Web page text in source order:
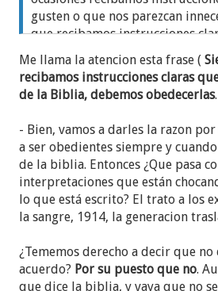
gusten o que nos parezcan
que recibamos instrucciones
contra de la Biblia, debemos
Jehová está moviendo los
Y, aunque no sea así,Jehová nos
leales". O una absurda frase de
mejor organización imperfecta
en que, pese a que pudieran
debemos seguir, no solo al CG,
superintendentes y a los
A continuación nos presenta
hermanos del Congo que
en carne propia lo representado
camino en manos de Jehová".
que seguir las instrucciones de
Me llama la atencion esta frase (
recibamos instrucciones claras
de la Biblia, debemos obedecerlas
- Bien, vamos a darles la razon
a ser obedientes siempre y
de la biblia. Entonces ¿Que pasa
interpretaciones que están
lo que está escrito? El trato a los
la sangre, 1914, la generacion
¿Tememos derecho a decir que no
acuerdo? Por su puesto que no.
que dice la biblia, y vaya que no